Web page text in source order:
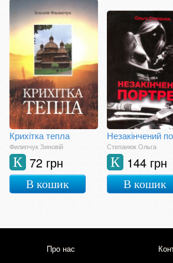
Крихітка тепла
Филипчук Зиновій
72 грн
К
В кошик
Незакінчений
Степанюк Ольга
144 грн
К
В кошик
Про нас